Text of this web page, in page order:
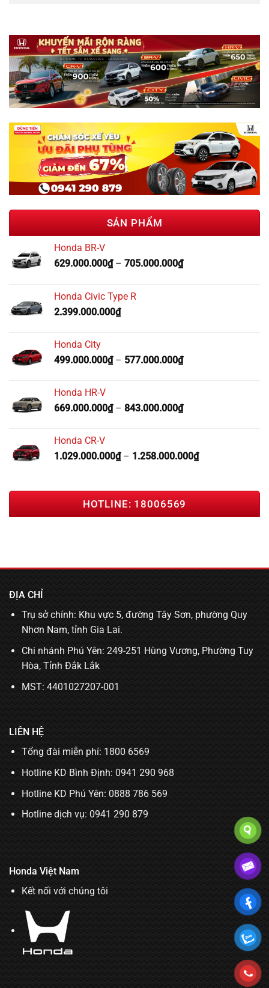
SẢN PHẨM
Honda BR-V
629.000.000₫– 705.000.000₫
Honda Civic Type R
2.399.000.000₫
Honda City
499.000.000₫– 577.000.000₫
Honda HR-V
669.000.000₫– 843.000.000₫
Honda CR-V
1.029.000.000₫– 1.258.000.000₫
HOTLINE: 18006569
ĐỊA CHỈ
Trụ sở chính: Khu vực 5, đường Tây Sơn, phường Quy
Nhơn Nam, tỉnh Gia Lai.
Chi nhánh Phú Yên: 249-251 Hùng Vương, Phường Tuy
Hòa, Tỉnh Đắk Lắk
MST: 4401027207-001
LIÊN HỆ
Tổng đài miễn phí: 1800 6569
Hotline KD Bình Định:0941 290 968
Hotline KD Phú Yên:0888 786 569
Hotline dịch vụ: 0941 290 879
Honda Việt Nam
Kết nối với chúng tôi